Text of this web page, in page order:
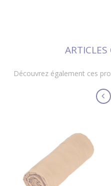
ARTICLES
Découvrez également ces